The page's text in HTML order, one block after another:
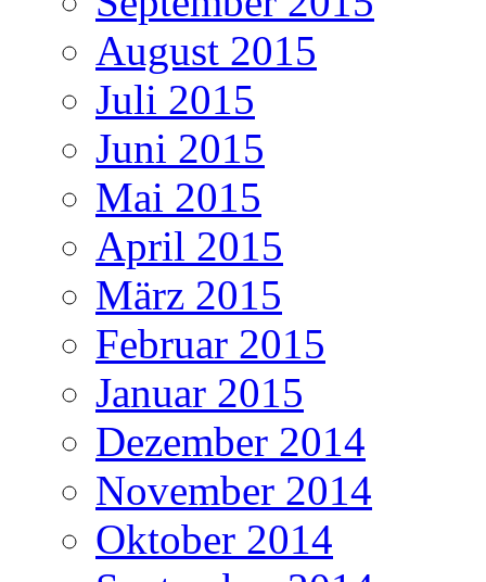
August 2015
Juli 2015
Juni 2015
Mai 2015
April 2015
März 2015
Februar 2015
Januar 2015
Dezember 2014
November 2014
Oktober 2014